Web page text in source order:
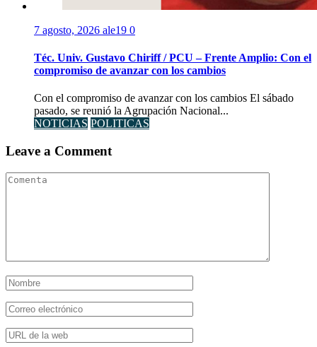
7 agosto, 2026 ale19 0
Téc. Univ. Gustavo Chiriff / PCU – Frente Amplio: Con el
compromiso de avanzar con los cambios
Con el compromiso de avanzar con los cambios El sábado
pasado, se reunió la Agrupación Nacional...
NOTICIAS POLITICAS
Leave a Comment